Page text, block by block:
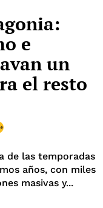
e
un
el resto
de las temporadas
años, con miles
masivas y...